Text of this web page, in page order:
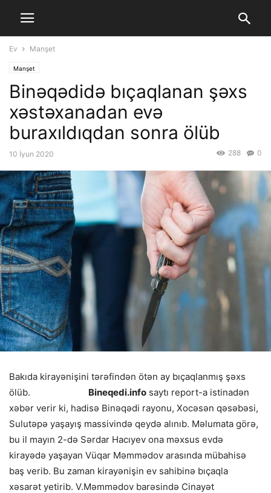
Ev Manşet
Manşet
Binəqədidə bıçaqlanan şəxs
xəstəxanadan evə
buraxıldıqdan sonra ölüb
10 İyun 2020 0
288
Bakıda kirayənişini tərəfindən ötən ay bıçaqlanmış şəxs
ölüb. Bineqedi.info saytı report-a istinadən
xəbər verir ki, hadisə Binəqədi rayonu, Xocəsən qəsəbəsi,
Sulutəpə yaşayış massivində qeydə alınıb. Məlumata görə,
bu il mayın 2-də Sərdar Hacıyev ona məxsus evdə
kirayədə yaşayan Vüqar Məmmədov arasında mübahisə
baş verib. Bu zaman kirayənişin ev sahibinə bıçaqla
xəsarət yetirib. V.Məmmədov barəsində Cinayət